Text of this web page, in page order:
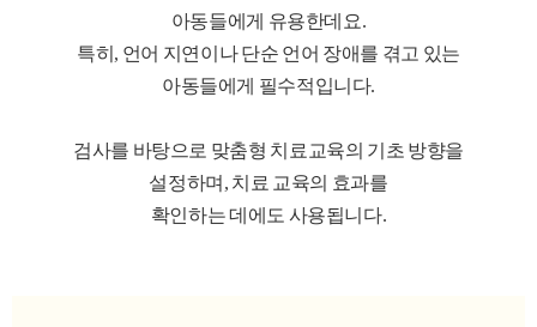
아동들에게 유용한데요.
특히, 언어 지연이나 단순 언어 장애를 겪고 있는
아동들에게 필수적입니다.
검사를 바탕으로 맞춤형 치료교육의 기초 방향을
설정하며, 치료 교육의 효과를
확인하는 데에도 사용됩니다.